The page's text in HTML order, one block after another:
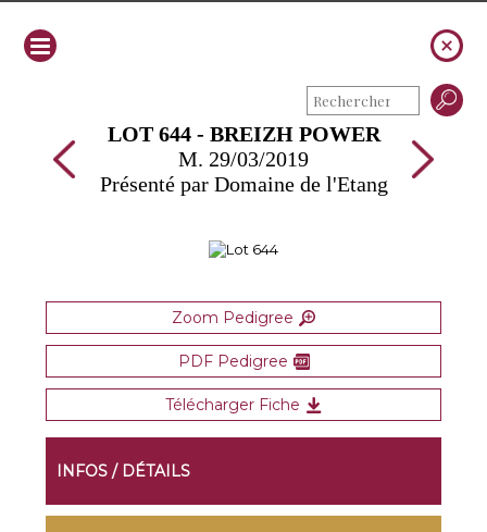
LOT 644 - BREIZH POWER
M. 29/03/2019
Présenté par Domaine de l'Etang
Zoom Pedigree
PDF Pedigree
Télécharger Fiche
INFOS / DÉTAILS